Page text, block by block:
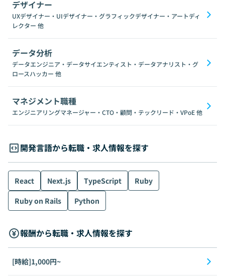
デザイナー
UXデザイナー・UIデザイナー・グラフィックデザイナー・アートディ
レクター 他
データ分析
データエンジニア・データサイエンティスト・データアナリスト・グ
ロースハッカー 他
マネジメント職種
エンジニアリングマネージャー・CTO・顧問・テックリード・VPoE他
開発言語から転職・求人情報を探す
React Next.js TypeScript
Ruby
Ruby on Rails
Python
報酬から転職・求人情報を探す
[時給]1,000円~